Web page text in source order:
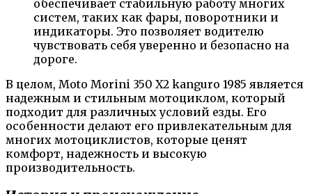
обеспечивает стабильную работу многих
систем, таких как фары, поворотники и
индикаторы. Это позволяет водителю
чувствовать себя уверенно и безопасно на
дороге.
В целом, Moto Morini 350 X2 kanguro 1985 является
надежным и стильным мотоциклом, который
подходит для различных условий езды. Его
особенности делают его привлекательным для
многих мотоциклистов, которые ценят
комфорт, надежность и высокую
производительность.